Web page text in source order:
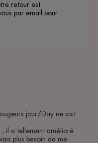
retour est
par email pour
jour/Day ne soit
plus besoin de me